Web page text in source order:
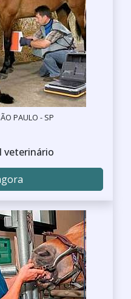
PAULO - SP
veterinário